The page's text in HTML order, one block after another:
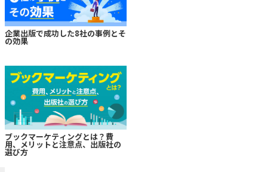
企業出版で成功した8社の事例とそ
の効果
ブックマーケティングとは？費
用、メリットと注意点、出版社の
選び方